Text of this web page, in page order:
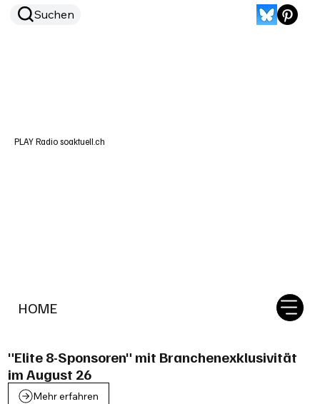
HOME
Suchen
PLAY Radio soaktuell.ch
"Elite 8-Sponsoren" mit Branchenexklusivität
im August 26
Mehr erfahren